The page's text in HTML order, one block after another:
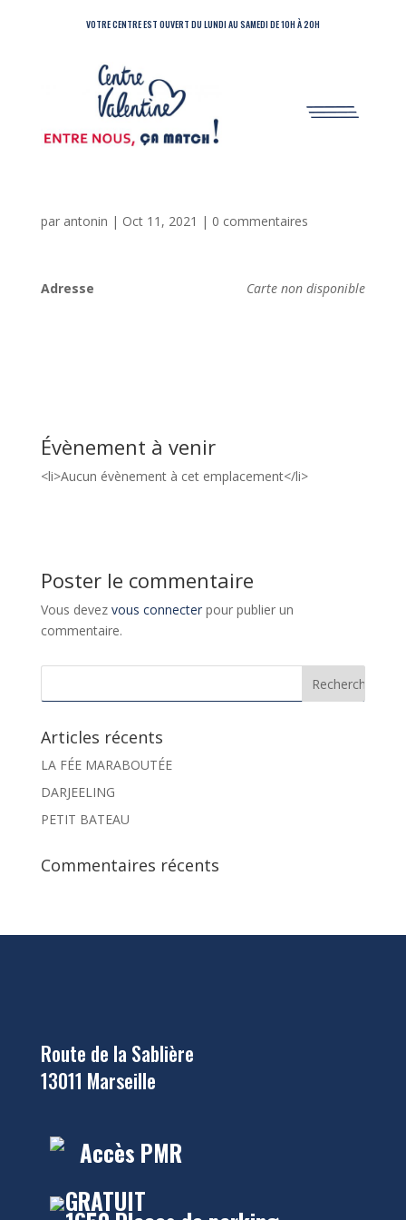
VOTRE CENTRE EST OUVERT DU LUNDI AU SAMEDI DE 10H À 20H
par antonin | Oct 11, 2021 | 0 commentaires
Carte non disponible
Adresse
Évènement à venir
<li>Aucun évènement à cet emplacement</li>
Poster le commentaire
Vous devez vous connecterpour publier un
commentaire.
Articles récents
LA FÉE MARABOUTÉE
DARJEELING
PETIT BATEAU
Commentaires récents
Route de la Sablière
13011 Marseille
Accès PMR
GRATUIT